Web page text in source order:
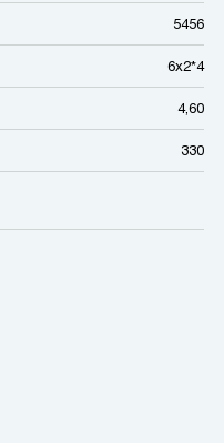
5456
6x2*4
4,60
330